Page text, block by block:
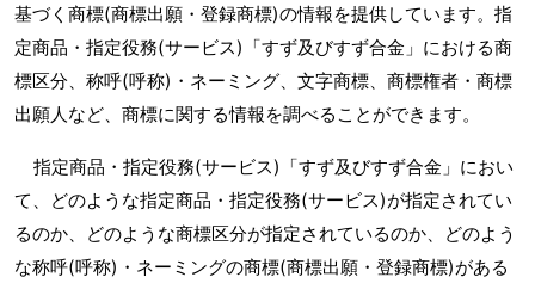
基づく商標(商標出願・登録商標)の情報を提供しています。指
定商品・指定役務(サービス)「すず及びすず合金」における商
標区分、称呼(呼称)・ネーミング、文字商標、商標権者・商標
出願人など、商標に関する情報を調べることができます。
指定商品・指定役務(サービス)「すず及びすず合金」におい
て、どのような指定商品・指定役務(サービス)が指定されてい
るのか、どのような商標区分が指定されているのか、どのよう
な称呼(呼称)・ネーミングの商標(商標出願・登録商標)がある